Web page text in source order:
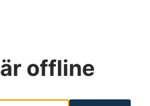
är offline